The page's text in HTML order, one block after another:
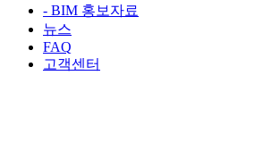
- BIM 홍보자료
뉴스
FAQ
고객센터